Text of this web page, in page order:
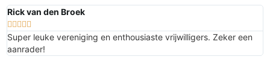
Rick van den Broek
    
Super leuke vereniging en enthousiaste vrijwilligers. Zeker een
aanrader!